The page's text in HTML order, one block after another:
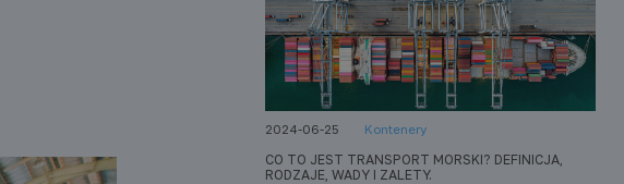
2024-06-25 Kontenery
CO TO JEST TRANSPORT MORSKI? DEFINICJA,
RODZAJE, WADY I ZALETY.